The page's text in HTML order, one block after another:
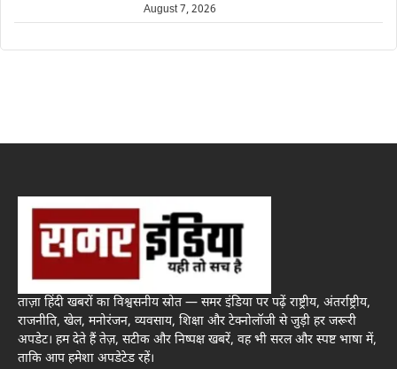
August 7, 2026
ताज़ा हिंदी खबरों का विश्वसनीय स्रोत — समर इंडिया पर पढ़ें राष्ट्रीय, अंतर्राष्ट्रीय,
राजनीति, खेल, मनोरंजन, व्यवसाय, शिक्षा और टेक्नोलॉजी से जुड़ी हर जरूरी
अपडेट। हम देते हैं तेज़, सटीक और निष्पक्ष खबरें, वह भी सरल और स्पष्ट भाषा में,
ताकि आप हमेशा अपडेटेड रहें।